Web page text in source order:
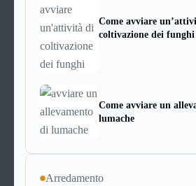
Come avviare
coltivazione dei funghi
Come avviare un
lumache
Arredamento